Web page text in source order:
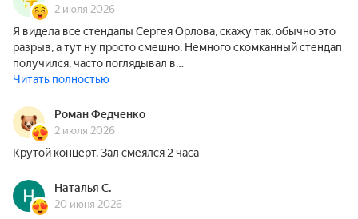
2 июля 2026
Я видела все стендапы Сергея Орлова, скажу так, обычно это
разрыв, а тут ну просто смешно. Немного скомканный стендап
получился, часто поглядывал в…
Читать полностью
Роман Федченко
2 июля 2026
Крутой концерт. Зал смеялся 2 часа
Наталья С.
20 июня 2026